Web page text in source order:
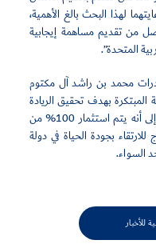
لهذا البحث بالغ الأهمية،
من تقديم مساهمة إيجابية
المتحدة”.
محمد بن راشد آل مكتوم
المبتكرة بهدف تحقيق الريادة
لدبي في مجال الابتكار الطبي. تجدر الإشارة إلى أنه يتم استثمار 100% من
بجودة الحياة في دولة
السواء.
للأخبار